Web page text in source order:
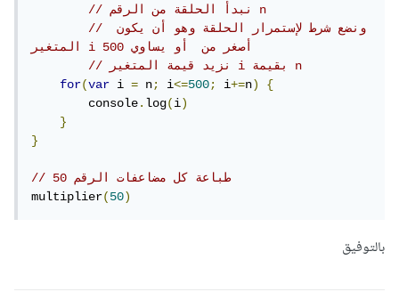
// نبدأ الحلقة من الرقم n
// ونضع شرط لإستمرار الحلقة وهو أن يكون
المتغير i أصغر من  أو يساوي 500
// نزيد قيمة المتغير i بقيمة n
for(var i = n; i<=500; i+=n)
{
        console
.log(i)
}
}
// طباعة كل مضاعفات الرقم 50
multiplier(50)
بالتوفيق